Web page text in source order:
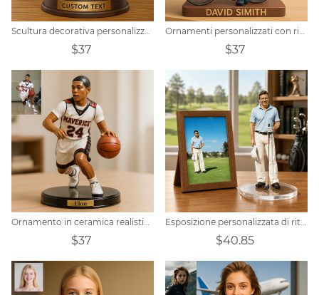
Scultura decorativa personalizzata con foto di un barista
$37
Ornamenti personalizzati con ritratto di ciclista in stile cartone animato
$37
Ornamento in ceramica realistico a tema basket personalizzato
$37
Esposizione personalizzata di ritratti a tema golf
$40.85